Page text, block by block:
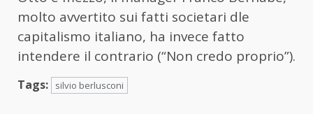
molto avvertito sui fatti societari dle
capitalismo italiano, ha invece fatto
intendere il contrario (“Non credo proprio”).
Tags: silvio berlusconi